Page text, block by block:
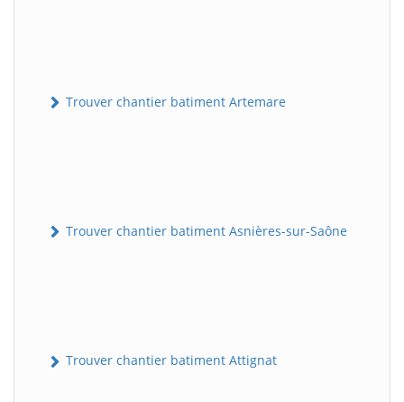
Trouver chantier batiment Artemare
Trouver chantier batiment Asnières-sur-Saône
Trouver chantier batiment Attignat